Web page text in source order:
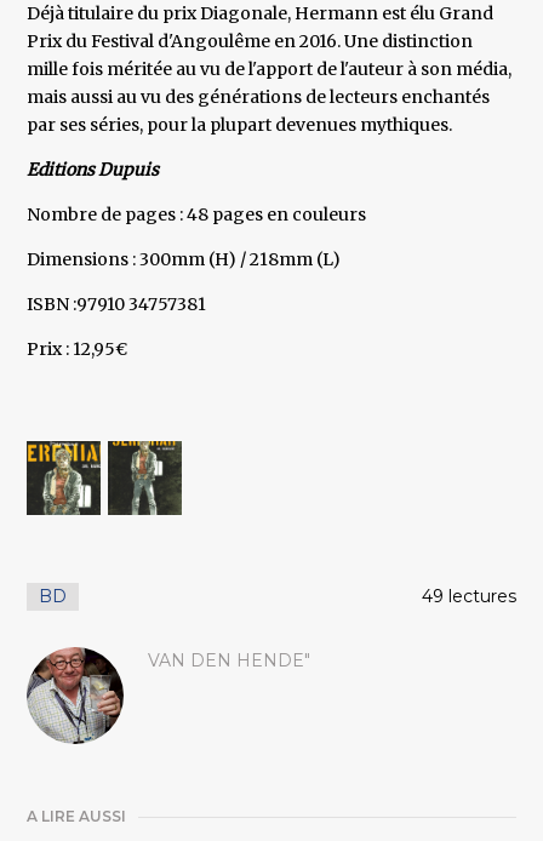
Déjà titulaire du prix Diagonale, Hermann est élu Grand
Prix du Festival d'Angoulême en 2016. Une distinction
mille fois méritée au vu de l'apport de l'auteur à son média,
mais aussi au vu des générations de lecteurs enchantés
par ses séries, pour la plupart devenues mythiques.
Editions Dupuis
Nombre de pages : 48 pages en couleurs
Dimensions : 300mm (H) / 218mm (L)
ISBN :97910 34757381
Prix : 12,95€
BD 49 lectures
VAN DEN HENDE"
A LIRE AUSSI